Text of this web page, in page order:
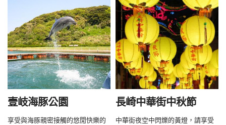
壹岐海豚公園
享受與海豚親密接觸的悠閒快樂的
長崎中華街中秋節
中華街夜空中閃爍的黃燈，請享受